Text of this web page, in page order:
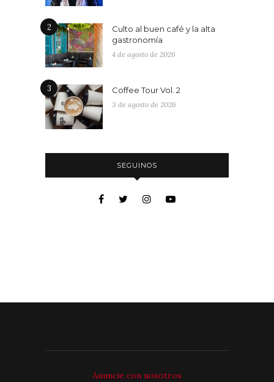
2
Culto al buen café y la alta
gastronomía
4 de agosto de 2026
3 Coffee Tour Vol. 2
3 de agosto de 2026
SEGUINOS
Anuncie con nosotros